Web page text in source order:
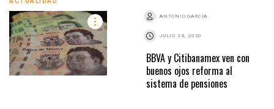
ANTONIO GARCÍA
JULIO 24, 2020
BBVA y Citibanamex ven con
buenos ojos reforma al
sistema de pensiones